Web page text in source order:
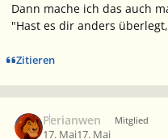
Dann mache ich das auch
"Hast es dir anders
Zitieren
Perianwen Mitglied
17. Mai17. Mai